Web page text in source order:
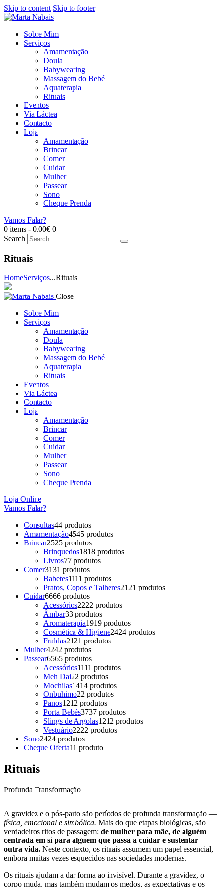
Skip to content Skip to footer
Sobre Mim
Serviços
Amamentação
Doula
Babywearing
Massagem do Bebé
Aquaterapia
Rituais
Eventos
Via Láctea
Contacto
Loja
Amamentação
Brincar
Comer
Cuidar
Mulher
Passear
Sono
Cheque Prenda
Vamos Falar?
0 items - 0.00€ 0
Search
Rituais
HomeServiços...Rituais
Close
Sobre Mim
Serviços
Amamentação
Doula
Babywearing
Massagem do Bebé
Aquaterapia
Rituais
Eventos
Via Láctea
Contacto
Loja
Amamentação
Brincar
Comer
Cuidar
Mulher
Passear
Sono
Cheque Prenda
Loja Online
Vamos Falar?
Consultas44 produtos
Amamentação4545 produtos
Brincar2525 produtos
Brinquedos1818 produtos
Livros77 produtos
Comer3131 produtos
Babetes1111 produtos
Pratos, Copos e Talheres2121 produtos
Cuidar6666 produtos
Acessórios2222 produtos
Âmbar33 produtos
Aromaterapia1919 produtos
Cosmética & Higiene2424 produtos
Fraldas2121 produtos
Mulher4242 produtos
Passear6565 produtos
Acessórios1111 produtos
Meh Dai22 produtos
Mochilas1414 produtos
Onbuhimo22 produtos
Panos1212 produtos
Porta Bebés3737 produtos
Slings de Argolas1212 produtos
Vestuário2222 produtos
Sono2424 produtos
Cheque Oferta11 produto
Rituais
Profunda Transformação
A gravidez e o pós-parto são períodos de profunda transformação —
física, emocional e simbólica. Mais do que etapas biológicas, são
verdadeiros ritos de passagem: de mulher para mãe, de alguém
centrada em si para alguém que passa a cuidar e sustentar
outra vida. Neste contexto, os rituais assumem um papel essencial,
embora muitas vezes esquecidos nas sociedades modernas.
Os rituais ajudam a dar forma ao invisível. Durante a gravidez, o
corpo muda, mas também mudam os medos, as expectativas e os